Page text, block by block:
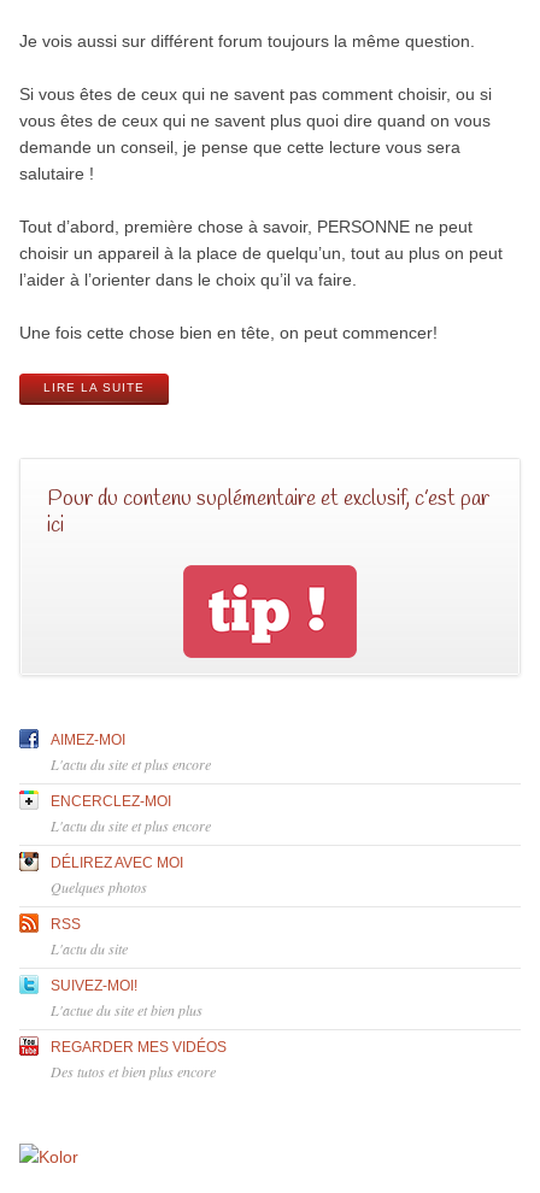
Je vois aussi sur différent forum toujours la même question.
Si vous êtes de ceux qui ne savent pas comment choisir, ou si
vous êtes de ceux qui ne savent plus quoi dire quand on vous
demande un conseil, je pense que cette lecture vous sera
salutaire !
Tout d’abord, première chose à savoir, PERSONNE ne peut
choisir un appareil à la place de quelqu’un, tout au plus on peut
l’aider à l’orienter dans le choix qu’il va faire.
Une fois cette chose bien en tête, on peut commencer!
LIRE LA SUITE
Pour du contenu suplémentaire et exclusif, c’est par
ici
AIMEZ-MOI
L'actu du site et plus encore
ENCERCLEZ-MOI
L'actu du site et plus encore
DÉLIREZ AVEC MOI
Quelques photos
RSS
L'actu du site
SUIVEZ-MOI!
L'actue du site et bien plus
REGARDER MES VIDÉOS
Des tutos et bien plus encore